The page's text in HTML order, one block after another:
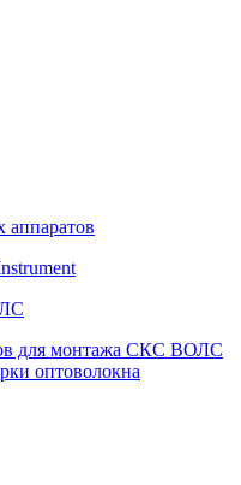
аппаратов
для монтажа СКС ВОЛС
оптоволокна